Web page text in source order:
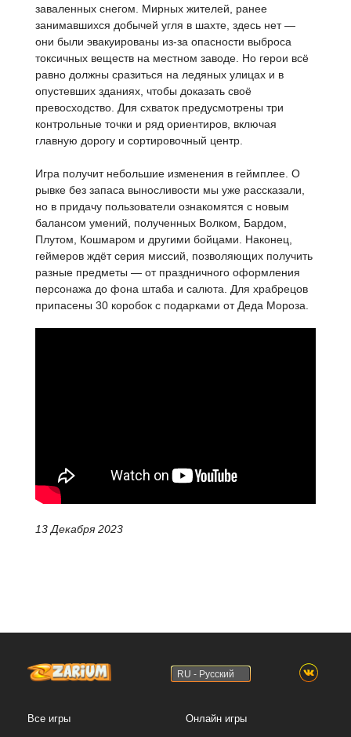
заваленных снегом. Мирных жителей, ранее
занимавшихся добычей угля в шахте, здесь нет —
они были эвакуированы из-за опасности выброса
токсичных веществ на местном заводе. Но герои всё
равно должны сразиться на ледяных улицах и в
опустевших зданиях, чтобы доказать своё
превосходство. Для схваток предусмотрены три
контрольные точки и ряд ориентиров, включая
главную дорогу и сортировочный центр.
Игра получит небольшие изменения в геймплее. О
рывке без запаса выносливости мы уже рассказали,
но в придачу пользователи ознакомятся с новым
балансом умений, полученных Волком, Бардом,
Плутом, Кошмаром и другими бойцами. Наконец,
геймеров ждёт серия миссий, позволяющих получить
разные предметы — от праздничного оформления
персонажа до фона штаба и салюта. Для храбрецов
припасены 30 коробок с подарками от Деда Мороза.
13 Декабря 2023
RU - Русский
Все игры Онлайн игры